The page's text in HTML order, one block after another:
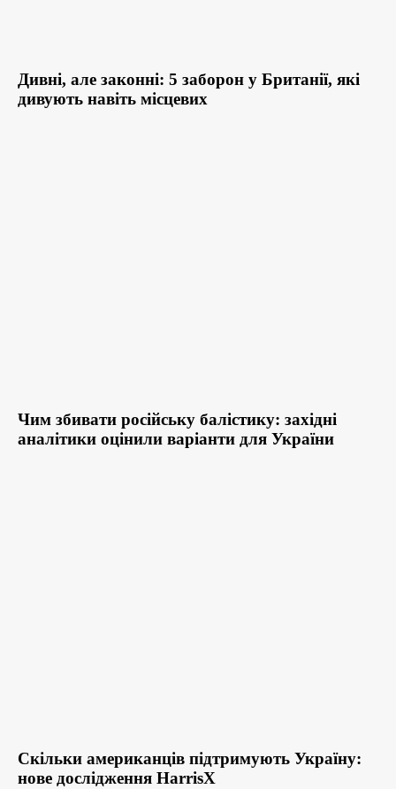
Дивні, але законні: 5 заборон у Британії, які
дивують навіть місцевих
Чим збивати російську балістику: західні
аналітики оцінили варіанти для України
Скільки американців підтримують Україну:
нове дослідження HarrisX